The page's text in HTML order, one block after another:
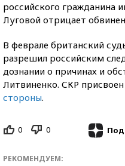
российского гражданина
Луговой отрицает
В феврале британский
разрешил российским
дознании о причинах и
Литвиненко. СКР присвоен
стороны.
0 0
РЕКОМЕНДУЕМ: